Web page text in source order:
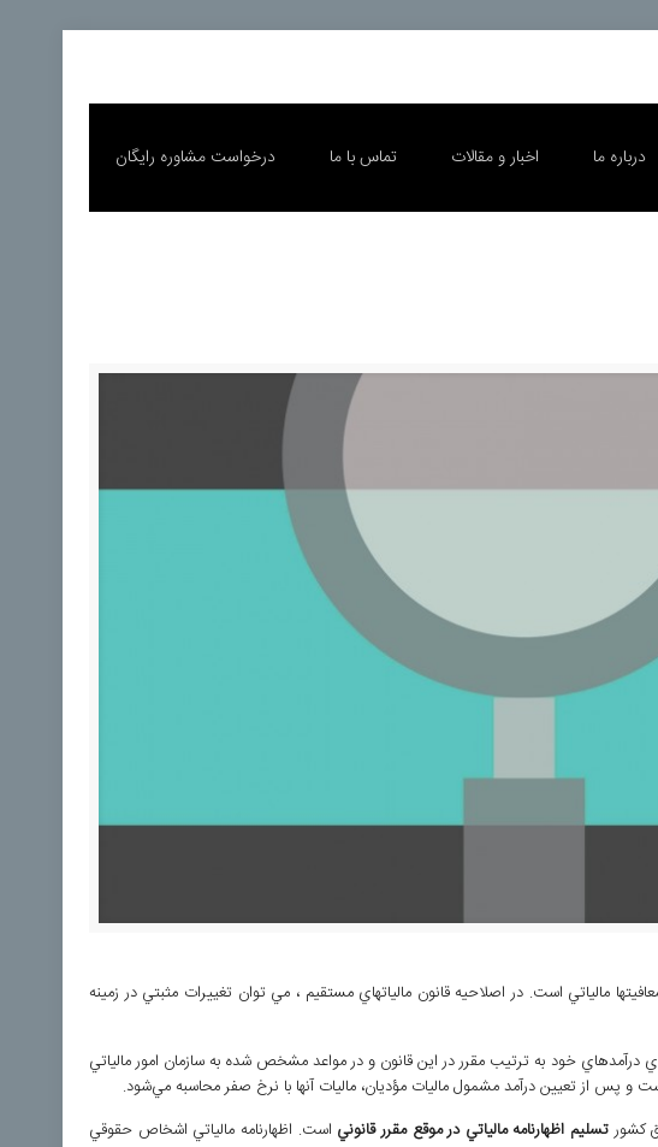
درباره ما اخبار و مقالات تماس با ما درخواست مشاوره رایگان
مالياتي است. در اصلاحيه قانون مالياتهاي مستقيم ، مي توان تغييرات مثبتي در زمينه
درآمدهاي خود به ترتيب مقرر در اين قانون و در مواعد مشخص شده به سازمان امور مالياتي
و پس از تعيين درآمد مشمول ماليات مؤديان، ماليات آنها با نرخ صفر محاسبه مي‌شود.
كشورتسليم اظهارنامه مالياتي در موقع مقرر قانوني است. اظهارنامه مالياتي اشخاص حقوقي